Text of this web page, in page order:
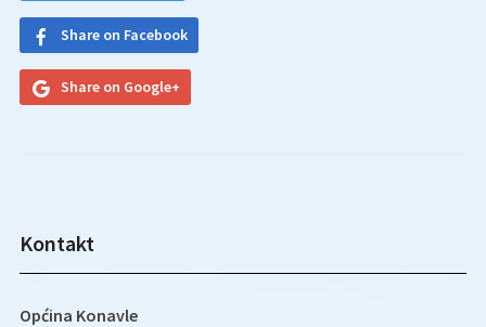
Share on Facebook
Share on Google+
Kontakt
Općina Konavle